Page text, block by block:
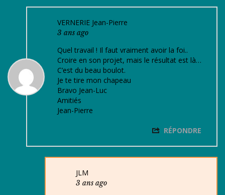
VERNERIE Jean-Pierre
3 ans ago
Quel travail ! Il faut vraiment avoir la foi..
Croire en son projet, mais le résultat est là…
C’est du beau boulot.
Je te tire mon chapeau
Bravo Jean-Luc
Amitiés
Jean-Pierre
RÉPONDRE
JLM
3 ans ago